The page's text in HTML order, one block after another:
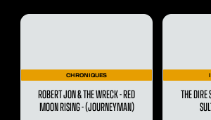
CHRONIQUES
ROBERT JON & THE WRECK - RED
MOON RISING - (JOURNEYMAN)
THE DIRE